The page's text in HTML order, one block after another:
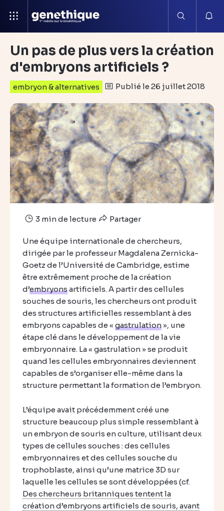
Un pas de plus vers la création
d'embryons artificiels ?
embryon & alternatives Publié le 26 juillet 2018
3 min de lecture Partager
Une équipe internationale de chercheurs,
dirigée par le professeur Magdalena Zernicka-
Goetz de l’Université de Cambridge, estime
être extrêmement proche de la création
d’embryonsartificiels. A partir des cellules
souches de souris, les chercheurs ont produit
des structures artificielles ressemblant à des
embryons capables de « gastrulation », une
étape clé dans le développement de la vie
embryonnaire. La « gastrulation » se produit
quand les cellules embryonnaires deviennent
capables de s’organiser elle-même dans la
structure permettant la formation de l’embryon.
L’équipe avait précédemment créé une
structure beaucoup plus simple ressemblant à
un embryon de souris en culture, utilisant deux
types de cellules souches : des cellules
embryonnaires et des cellules souche du
trophoblaste, ainsi qu’une matrice 3D sur
laquelle les cellules se sont développées (cf.
Des chercheurs britanniques tentent la
création d’embryons artificiels de souris, avant